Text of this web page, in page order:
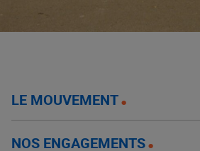
LE MOUVEMENT
NOS ENGAGEMENTS